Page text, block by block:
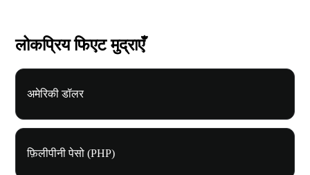
लोकप्रिय फिएट मुद्राएँ
अमेरिकी डॉलर
फ़िलीपीनी पेसो (PHP)